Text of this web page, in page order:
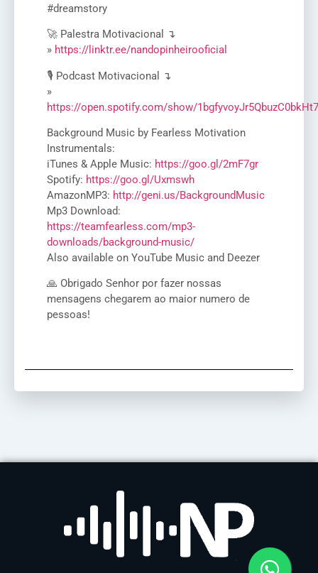
#dreamstory
🚀 Palestra Motivacional ↴
» https://linktr.ee/nandopinheirooficial
🎙️ Podcast Motivacional ↴
»
https://open.spotify.com/show/1bgfyvoyJr5QbuzC0bkHt7
Background Music by Fearless Motivation
Instrumentals:
iTunes & Apple Music: https://goo.gl/2mF7gr
Spotify: https://goo.gl/Uxmswh
AmazonMP3: http://geni.us/BackgroundMusic
Mp3 Download:
https://teamfearless.com/mp3-
downloads/background-music/
Also available on YouTube Music and Deezer
🙏 Obrigado Senhor por fazer nossas
mensagens chegarem ao maior numero de
pessoas!